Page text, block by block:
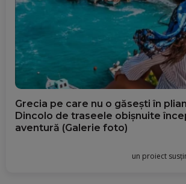
Grecia pe care nu o găsești în
Dincolo de traseele obișnuite
aventură (Galerie foto)
un proiect